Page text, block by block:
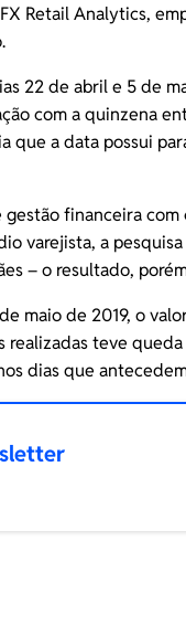
FX Retail Analytics,
22 de abril e 5 de
com a quinzena
que a data possui
gestão financeira com
varejista, a
– o resultado,
maio de 2019, o
realizadas teve
dias que